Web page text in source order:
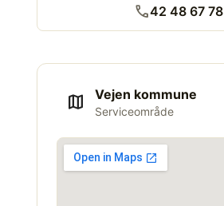
call42 48 67 78
map Vejen kommune
Serviceområde